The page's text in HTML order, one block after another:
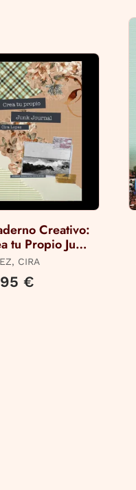
Creativo:
tu Propio Junk
CIRA
€